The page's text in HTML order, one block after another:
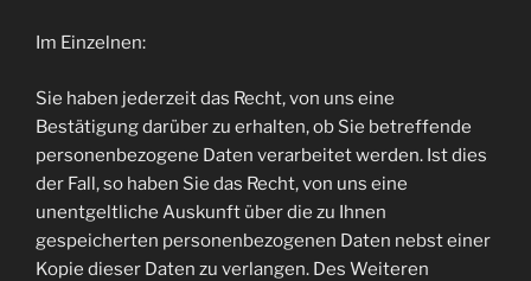
Im Einzelnen:
Sie haben jederzeit das Recht, von uns eine
Bestätigung darüber zu erhalten, ob Sie betreffende
personenbezogene Daten verarbeitet werden. Ist dies
der Fall, so haben Sie das Recht, von uns eine
unentgeltliche Auskunft über die zu Ihnen
gespeicherten personenbezogenen Daten nebst einer
Kopie dieser Daten zu verlangen. Des Weiteren